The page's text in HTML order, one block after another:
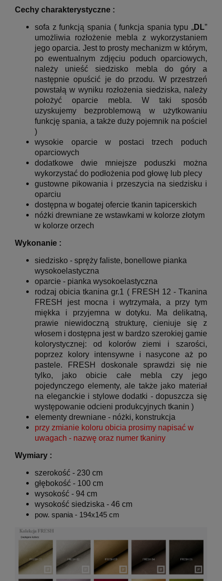
Cechy charakterystyczne :
sofa z funkcją spania ( funkcja spania typu „DL”
umożliwia rozłożenie mebla z wykorzystaniem
jego oparcia. Jest to prosty mechanizm w którym,
po ewentualnym zdjęciu poduch oparciowych,
należy unieść siedzisko mebla do góry a
następnie opuścić je do przodu. W przestrzeń
powstałą w wyniku rozłożenia siedziska, należy
położyć oparcie mebla. W taki sposób
uzyskujemy bezproblemową w użytkowaniu
funkcję spania, a także duży pojemnik na pościel
)
wysokie oparcie w postaci trzech poduch
oparciowych
dodatkowe dwie mniejsze poduszki można
wykorzystać do podłożenia pod głowę lub plecy
gustowne pikowania i przeszycia na siedzisku i
oparciu
dostępna w bogatej ofercie tkanin tapicerskich
nóżki drewniane ze wstawkami w kolorze złotym
w kolorze orzech
Wykonanie :
siedzisko - spręży faliste, bonellowe pianka
wysokoelastyczna
oparcie - pianka wysokoelastyczna
rodzaj obicia tkanina gr.1 ( FRESH 12 - Tkanina
FRESH jest mocna i wytrzymała, a przy tym
miękka i przyjemna w dotyku. Ma delikatną,
prawie niewidoczną strukturę, cieniuje się z
włosem i dostępna jest w bardzo szerokiej gamie
kolorystycznej: od kolorów ziemi i szarości,
poprzez kolory intensywne i nasycone aż po
pastele. FRESH doskonale sprawdzi się nie
tylko, jako obicie całe mebla czy jego
pojedynczego elementy, ale także jako materiał
na eleganckie i stylowe dodatki - dopuszcza się
występowanie odcieni produkcyjnych tkanin )
elementy drewniane - nóżki, konstrukcja
przy zmianie koloru obicia prosimy napisać w
uwagach - nazwę oraz numer tkaniny
Wymiary :
szerokość - 230 cm
głębokość - 100 cm
wysokość - 94 cm
wysokość siedziska - 46 cm
pow. spania - 194x145 cm